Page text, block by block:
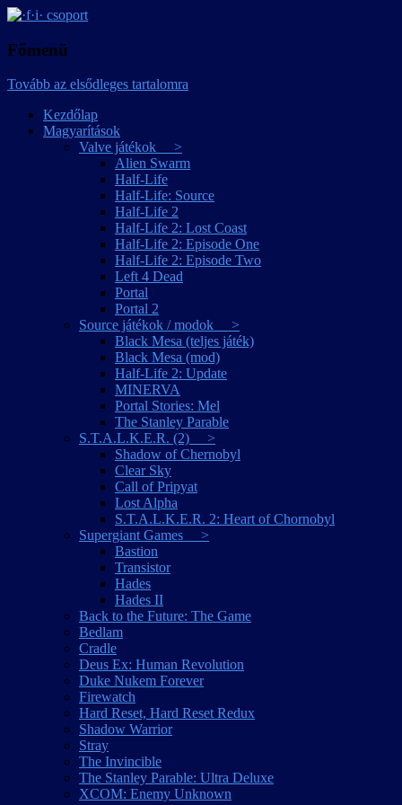
·f·i· csoport
Főmenü
Tovább az elsődleges tartalomra
Kezdőlap
Magyarítások
Valve játékok >
Alien Swarm
Half-Life
Half-Life: Source
Half-Life 2
Half-Life 2: Lost Coast
Half-Life 2: Episode One
Half-Life 2: Episode Two
Left 4 Dead
Portal
Portal 2
Source játékok / modok >
Black Mesa (teljes játék)
Black Mesa (mod)
Half-Life 2: Update
MINERVA
Portal Stories: Mel
The Stanley Parable
S.T.A.L.K.E.R. (2) >
Shadow of Chernobyl
Clear Sky
Call of Pripyat
Lost Alpha
S.T.A.L.K.E.R. 2: Heart of Chornobyl
Supergiant Games >
Bastion
Transistor
Hades
Hades II
Back to the Future: The Game
Bedlam
Cradle
Deus Ex: Human Revolution
Duke Nukem Forever
Firewatch
Hard Reset, Hard Reset Redux
Shadow Warrior
Stray
The Invincible
The Stanley Parable: Ultra Deluxe
XCOM: Enemy Unknown